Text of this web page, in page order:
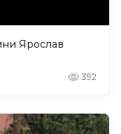
Ярослав
392